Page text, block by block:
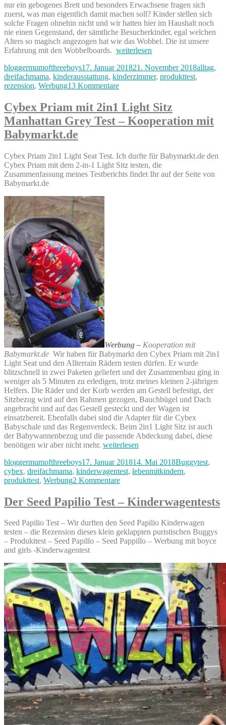
nur ein gebogenes Brett und besonders Erwachsene fragen sich
zuerst, was man eigentlich damit machen soll? Kinder stellen sich
solche Fragen ohnehin nicht und wir hatten hier im Haushalt noch
nie einen Gegenstand, der sämtliche Besucherkinder, egal welchen
Alters so magisch angezogen hat wie das Wobbel. Die ist unsere
Erfahrung mit den Wobbelboards. „Wobbel
Wobbel
XL
Test
Vergleich
der
beiden
weiterlesen
Autor
bloggermumofthreeboysVeröffentlicht
am
17. Januar 201821. November 2018alltag,
dreifachmama, kinderausstattung, kinderzimmer, produkttest,
rezension, Werbung13 Kommentarezu
vs
Wobbel
XL
der
beiden
Wobbelboards
Cybex Priam mit 2in1 Light Sitz
Manhattan Grey Test – Kooperation mit
Babymarkt.de
Cybex Priam 2in1 Light Seat Test. Ich durfte für Babymarkt.de den
Cybex Priam mit dem 2-in-1 Light Sitz testen, die
Zusammenfassung meines Testberichts findet Ihr auf der Seite von
Babymarkt.de
Werbung – Kooperation mit
Babymarkt.de Wir haben für Babymarkt den Cybex Priam mit 2in1
Light Seat und den Allterrain Rädern testen dürfen. Er wurde
blitzschnell in zwei Paketen geliefert und der Zusammenbau ging in
weniger als 5 Minuten zu erledigen, trotz meines kleinen 2-jährigen
Helfers. Die Räder und der Korb werden am Gestell befestigt, der
Sitzbezug wird auf den Rahmen gezogen, Bauchbügel und Dach
angebracht und auf das Gestell gesteckt und der Wagen ist
einsatzbereit. Ebenfalls dabei sind die Adapter für die Cybex
Babyschale und das Regenverdeck. Beim 2in1 Light Sitz ist auch
der Babywannenbezug und die passende Abdeckung dabei, diese
benötigen wir aber nicht mehr. „Cybex
mit
2in1
Light
Manhattan
Grey
–
Kooperation
mit
weiterlesen
Autor
bloggermumofthreeboysVeröffentlicht
am
17. Januar 201814. Mai 2018Kategorien
Buggytest,
cybex, dreifachmama, kinderwagentest, lebenmitkindern,
produkttest, Werbung2 Kommentarezu
Priam
mit
Light
Sitz
Manhattan
Test
–
mit
Babymarkt.de
Der Seed Papilio Test – Kinderwagentests
Seed Papilio Test – Wir durften den Seed Papilio Kinderwagen
testen – die Rezension dieses klein geklappten puristischen Buggys
– Produkttest – Seed Papillo – Seed Pappillo – Werbung mit boyce
and girls -Kinderwagentest